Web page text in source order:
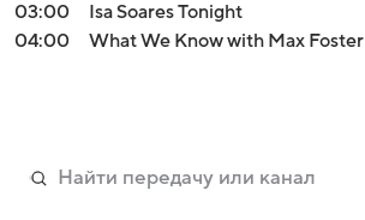
03:00
Isa Soares Tonight
04:00
What We Know with Max Foster